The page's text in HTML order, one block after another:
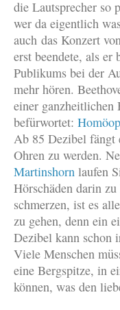
die Lautsprecher so
wer da eigentlich
auch das Konzert von
erst beendete, als er
Publikums bei der
mehr hören.
einer ganzheitlichen
befürwortet:
Ab 85 Dezibel fängt
Ohren zu werden.
Martinshorn laufen
Hörschäden darin
schmerzen, ist es
zu gehen, denn ein
Dezibel kann schon
Viele Menschen
eine Bergspitze, in
können, was den